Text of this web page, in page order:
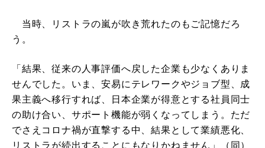
当時、リストラの嵐が吹き荒れたのもご記憶だろ
う。
「結果、従来の人事評価へ戻した企業も少なくありま
せんでした。いま、安易にテレワークやジョブ型、成
果主義へ移行すれば、日本企業が得意とする社員同士
の助け合い、サポート機能が弱くなってしまう。ただ
でさえコロナ禍が直撃する中、結果として業績悪化、
リストラが続出することにもなりかねません」（同）